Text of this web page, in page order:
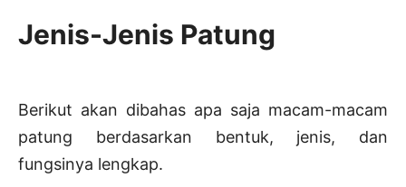
Jenis-Jenis Patung
Berikut akan dibahas apa saja macam-macam
patung berdasarkan bentuk, jenis, dan
fungsinya lengkap.